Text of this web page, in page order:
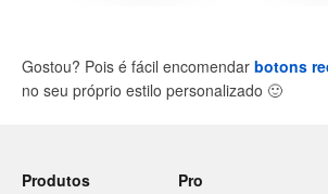
Gostou? Pois é fácil encomendar botons
no seu próprio estilo personalizado 🙂
Produtos
Pro